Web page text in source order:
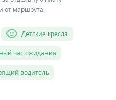
от маршрута.
Детские кресла
час ожидания
водитель